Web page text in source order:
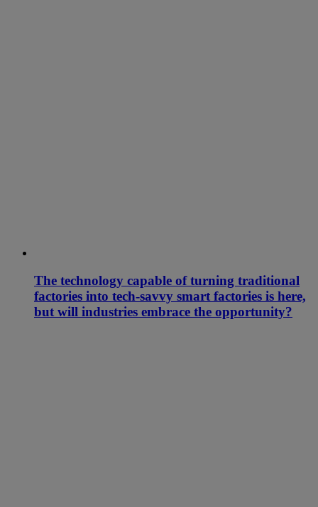
The technology capable of turning traditional
factories into tech-savvy smart factories is here,
but will industries embrace the opportunity?